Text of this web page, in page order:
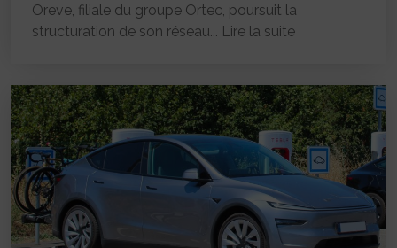
Oreve, filiale du groupe Ortec, poursuit la
structuration de son réseau... Lire la suite